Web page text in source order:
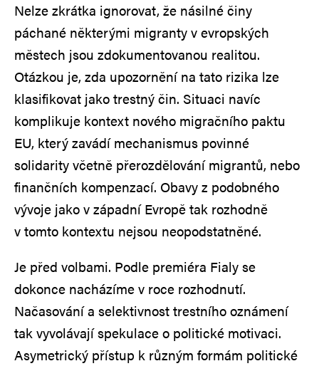
Nelze zkrátka ignorovat, že násilné činy
páchané některými migranty v evropských
městech jsou zdokumentovanou realitou.
Otázkou je, zda upozornění na tato rizika lze
klasifikovat jako trestný čin. Situaci navíc
komplikuje kontext nového migračního paktu
EU, který zavádí mechanismus povinné
solidarity včetně přerozdělování migrantů, nebo
finančních kompenzací. Obavy z podobného
vývoje jako v západní Evropě tak rozhodně
v tomto kontextu nejsou neopodstatněné.
Je před volbami. Podle premiéra Fialy se
dokonce nacházíme v roce rozhodnutí.
Načasování a selektivnost trestního oznámení
tak vyvolávají spekulace o politické motivaci.
Asymetrický přístup k různým formám politické